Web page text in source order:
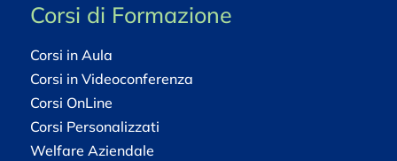
Corsi di Formazione
Corsi in Aula
Corsi in Videoconferenza
Corsi OnLine
Corsi Personalizzati
Welfare Aziendale